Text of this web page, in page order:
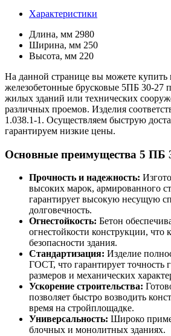
Характеристики
Длина, мм 2980
Ширина, мм 250
Высота, мм 220
На данной странице вы можете купить
железобетонные брусковые 5ПБ 30-27
жилых зданий или технических
различных проемов. Изделия
1.038.1-1. Осуществляем быструю
гарантируем низкие цены.
Основные преимущества 5 ПБ
Прочность и надежность:
высоких марок, армированного
гарантирует высокую несущую
долговечность.
Огнестойкость: Бетон
огнестойкости конструкции, что
безопасности здания.
Стандартизация: Изделие
ГОСТ, что гарантирует точность
размеров и механических
Ускорение строительства:
позволяет быстро возводить
время на стройплощадке.
Универсальность: Широко
блочных и монолитных зданиях.